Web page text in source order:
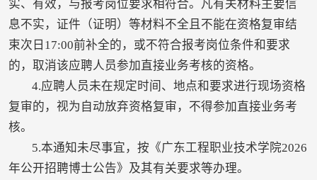
实、有效，与报考岗位要求相符合。凡有关材料主要信
息不实，证件（证明）等材料不全且不能在资格复审结
束次日17:00前补全的，或不符合报考岗位条件和要求
的，取消该应聘人员参加直接业务考核的资格。
4.应聘人员未在规定时间、地点和要求进行现场资格
复审的，视为自动放弃资格复审，不得参加直接业务考
核。
5.本通知未尽事宜，按《广东工程职业技术学院2026
年公开招聘博士公告》及其有关要求等办理。